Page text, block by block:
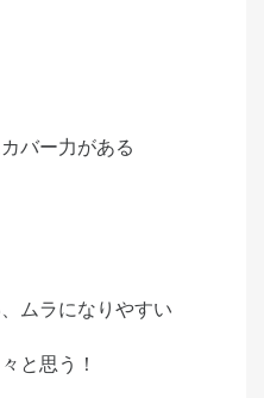
バー力がある
ムラになりやすい
と思う！